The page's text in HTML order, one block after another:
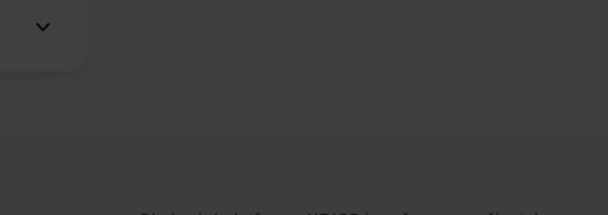
keyboard_arrow_down